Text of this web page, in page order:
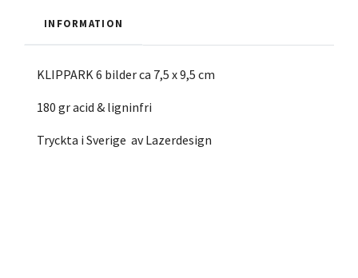
INFORMATION
KLIPPARK 6 bilder ca 7,5 x 9,5 cm
180 gr acid & ligninfri
Tryckta i Sverige av Lazerdesign